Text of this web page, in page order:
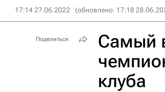
17:14 27.06.2022 (обновлено: 17:18
Самый
клуба
Поделиться